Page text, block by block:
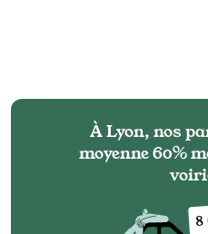
À Lyon, nos
moyenne 60%